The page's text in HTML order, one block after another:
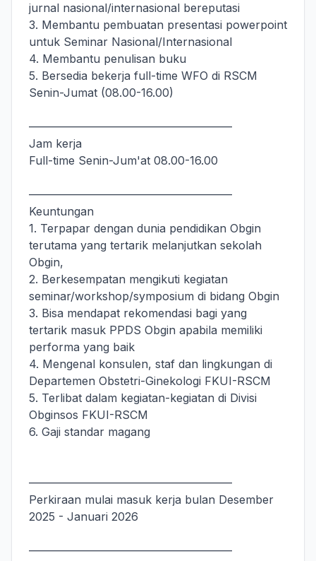
jurnal nasional/internasional bereputasi
3. Membantu pembuatan presentasi powerpoint
untuk Seminar Nasional/Internasional
4. Membantu penulisan buku
5. Bersedia bekerja full-time WFO di RSCM
Senin-Jumat (08.00-16.00)
——————————————————
Jam kerja
Full-time Senin-Jum'at 08.00-16.00
——————————————————
Keuntungan
1. Terpapar dengan dunia pendidikan Obgin
terutama yang tertarik melanjutkan sekolah
Obgin,
2. Berkesempatan mengikuti kegiatan
seminar/workshop/symposium di bidang Obgin
3. Bisa mendapat rekomendasi bagi yang
tertarik masuk PPDS Obgin apabila memiliki
performa yang baik
4. Mengenal konsulen, staf dan lingkungan di
Departemen Obstetri-Ginekologi FKUI-RSCM
5. Terlibat dalam kegiatan-kegiatan di Divisi
Obginsos FKUI-RSCM
6. Gaji standar magang
——————————————————
Perkiraan mulai masuk kerja bulan Desember
2025 - Januari 2026
——————————————————